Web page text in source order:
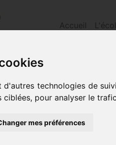
d'autres technologies de
ciblées, pour analyser le
mes préférences
Accueil
des ÉlÈves antenne de
ET